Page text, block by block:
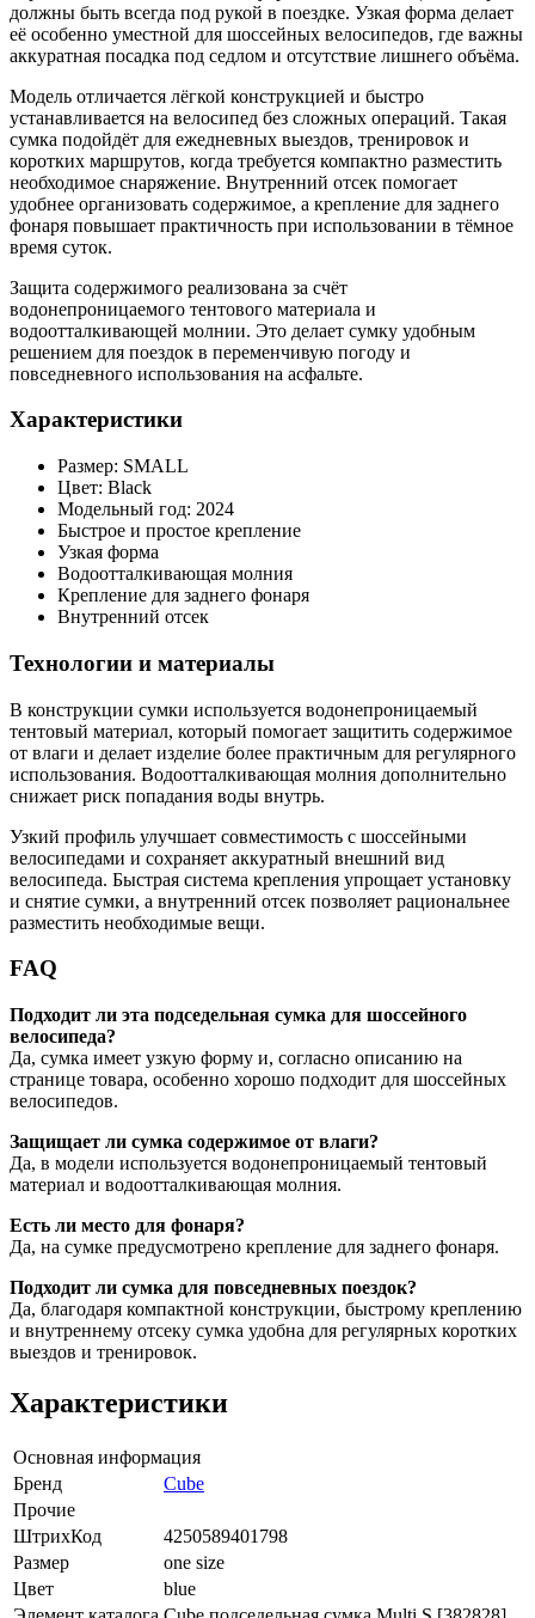
должны быть всегда под рукой в поездке. Узкая форма делает
её особенно уместной для шоссейных велосипедов, где важны
аккуратная посадка под седлом и отсутствие лишнего объёма.
Модель отличается лёгкой конструкцией и быстро
устанавливается на велосипед без сложных операций. Такая
сумка подойдёт для ежедневных выездов, тренировок и
коротких маршрутов, когда требуется компактно разместить
необходимое снаряжение. Внутренний отсек помогает
удобнее организовать содержимое, а крепление для заднего
фонаря повышает практичность при использовании в тёмное
время суток.
Защита содержимого реализована за счёт
водонепроницаемого тентового материала и
водоотталкивающей молнии. Это делает сумку удобным
решением для поездок в переменчивую погоду и
повседневного использования на асфальте.
Характеристики
Размер: SMALL
Цвет: Black
Модельный год: 2024
Быстрое и простое крепление
Узкая форма
Водоотталкивающая молния
Крепление для заднего фонаря
Внутренний отсек
Технологии и материалы
В конструкции сумки используется водонепроницаемый
тентовый материал, который помогает защитить содержимое
от влаги и делает изделие более практичным для регулярного
использования. Водоотталкивающая молния дополнительно
снижает риск попадания воды внутрь.
Узкий профиль улучшает совместимость с шоссейными
велосипедами и сохраняет аккуратный внешний вид
велосипеда. Быстрая система крепления упрощает установку
и снятие сумки, а внутренний отсек позволяет рациональнее
разместить необходимые вещи.
FAQ
Подходит ли эта подседельная сумка для шоссейного
велосипеда?
Да, сумка имеет узкую форму и, согласно описанию на
странице товара, особенно хорошо подходит для шоссейных
велосипедов.
Защищает ли сумка содержимое от влаги?
Да, в модели используется водонепроницаемый тентовый
материал и водоотталкивающая молния.
Есть ли место для фонаря?
Да, на сумке предусмотрено крепление для заднего фонаря.
Подходит ли сумка для повседневных поездок?
Да, благодаря компактной конструкции, быстрому креплению
и внутреннему отсеку сумка удобна для регулярных коротких
выездов и тренировок.
Характеристики
Основная информация
Бренд
Cube
Прочие
ШтрихКод
4250589401798
Размер
one size
Цвет
blue